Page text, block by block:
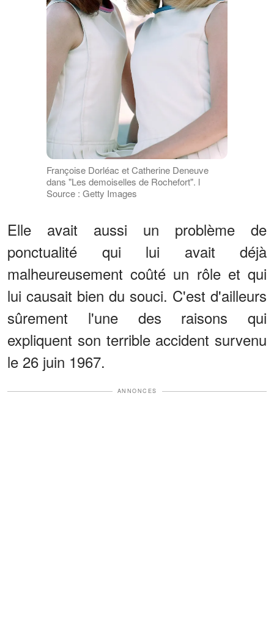
Françoise Dorléac et Catherine Deneuve
dans "Les demoiselles de Rochefort". l
Source : Getty Images
Elle avait aussi un problème de
ponctualité qui lui avait déjà
malheureusement coûté un rôle et qui
lui causait bien du souci. C'est d'ailleurs
sûrement l'une des raisons qui
expliquent son terrible accident survenu
le 26 juin 1967.
ANNONCES